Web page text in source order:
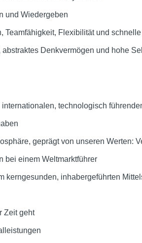
und Wiedergeben
Teamfähigkeit, Flexibilität und
Denkvermögen und hohe
technologisch
geprägt von unseren Werten:
bei einem Weltmarktführer
kerngesunden, inhabergeführten
Zeit geht